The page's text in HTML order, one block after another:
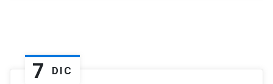
7 DIC